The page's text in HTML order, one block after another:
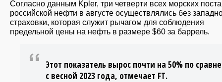
Согласно данным Kpler, три четверти всех морских
российской нефти в августе осуществлялись без
страховки, которая служит рычагом для соблюдения
предельной цены на нефть в размере $60 за баррель.
Этот показатель вырос почти на 50% по
с весной 2023 года, отмечает FT.